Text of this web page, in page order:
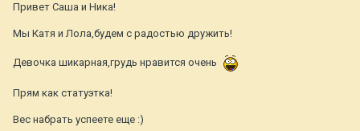
Привет Саша и Ника!
Мы Катя и Лола,будем с радостью дружить!
Девочка шикарная,грудь нравится очень
Прям как статуэтка!
Вес набрать успеете еще :)